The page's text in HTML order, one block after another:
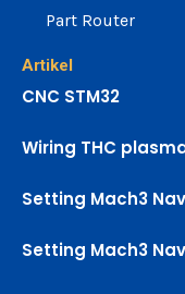
Part Router
Artikel
CNC STM32
Wiring THC
Setting Mach3
Setting Mach3